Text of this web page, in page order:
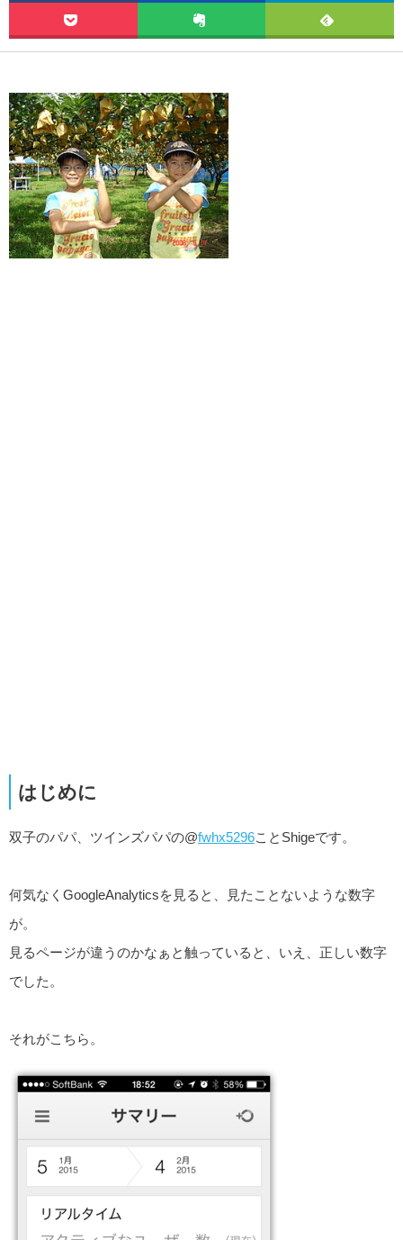
はじめに
双子のパパ、ツインズパパの@fwhx5296ことShigeです。
何気なくGoogleAnalyticsを見ると、見たことないような数字
が。
見るページが違うのかなぁと触っていると、いえ、正しい数字
でした。
それがこちら。